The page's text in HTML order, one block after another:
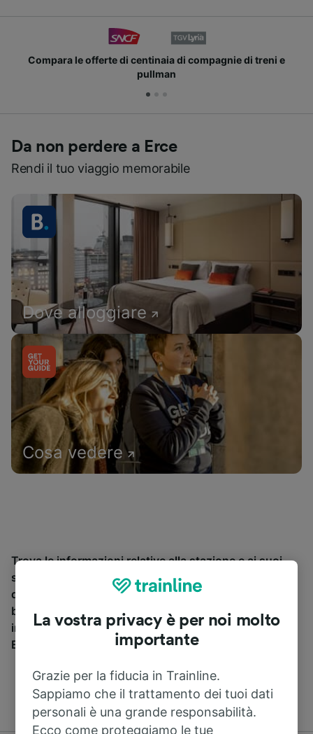
Compara le offerte di centinaia di compagnie di treni e
pullman
Da non perdere a Erce
Rendi il tuo viaggio memorabile
Dove alloggiare
Cosa vedere
Trova le informazioni relative alla stazione e ai suoi
servizi, consulta gli orari dei treni e prenota i biglietti
da e per Erce. Trainline opera in 45 paesi e vende
biglietti di 270 compagnie ferroviarie e pullman
inclusa SNCF. Scopri dove Trainline ti può portare da
Erce.
La vostra privacy è per noi molto
importante
Grazie per la fiducia in Trainline.
Sappiamo che il trattamento dei tuoi dati
personali è una grande responsabilità.
Ecco come proteggiamo le tue